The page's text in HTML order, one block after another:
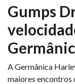
Gumps
A Germânica
maiores encontros